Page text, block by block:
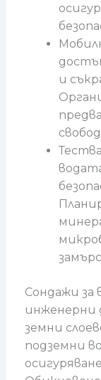
и
Сондажи за
инженерни
земни
подземни